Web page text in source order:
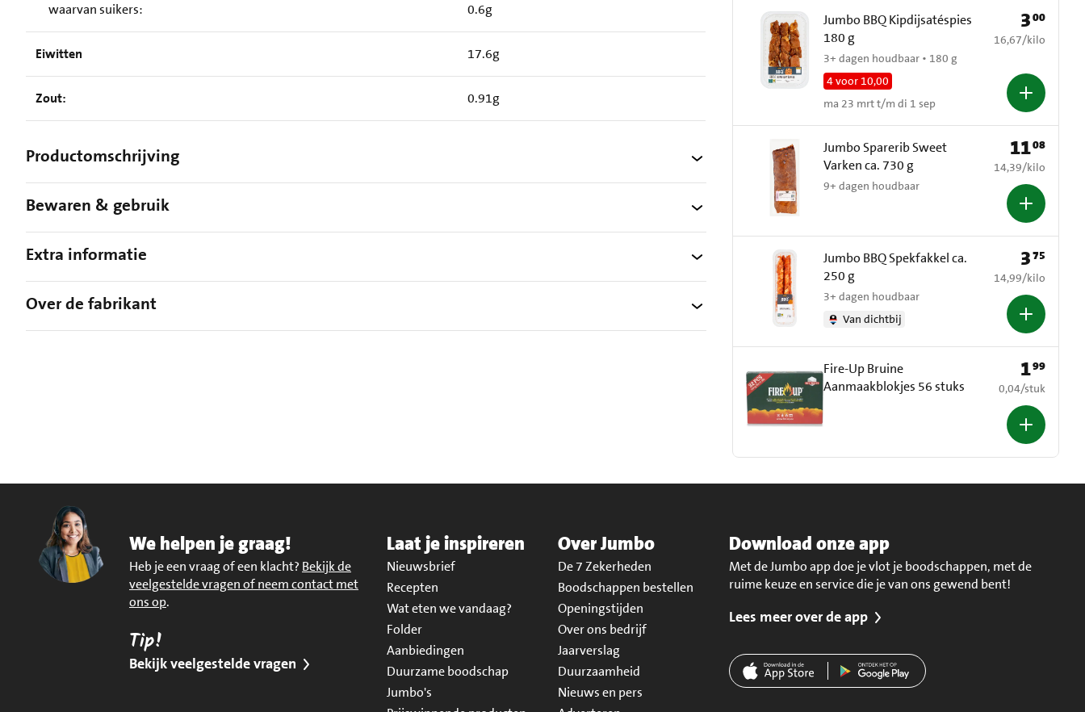
waarvan suikers: 0.6g
Eiwitten 17.6g
Zout: 0.91g
Productomschrijving
Bewaren & gebruik
Extra informatie
Over de fabrikant
Jumbo BBQ Kipdijsatéspies
180 g
3+ dagen houdbaar • 180 g
4 voor 10,00
ma 23 mrt t/m di 1 sep
Prijs: € 3,00
300
€ 16,67 per kilo
16,67/kilo
Jumbo Sparerib Sweet
Varken ca. 730 g
9+ dagen houdbaar
Prijs: € 11,08
1108
€ 14,39 per kilo
14,39/kilo
Jumbo BBQ Spekfakkel ca.
250 g
3+ dagen houdbaar
Van dichtbij
Prijs: € 3,75
375
€ 14,99 per kilo
14,99/kilo
Fire-Up Bruine
Aanmaakblokjes 56 stuks
Prijs: € 1,99
199
€ 0,04 per stuk
0,04/stuk
We helpen je graag!
Heb je een vraag of een klacht? Bekijk de
veelgestelde vragen of neem contact met
ons op.
Tip!
Bekijk veelgestelde vragen
Laat je inspireren
Nieuwsbrief
Recepten
Wat eten we vandaag?
Folder
Aanbiedingen
Duurzame boodschap
Jumbo's
Over Jumbo
De 7 Zekerheden
Boodschappen bestellen
Openingstijden
Over ons bedrijf
Jaarverslag
Duurzaamheid
Nieuws en pers
Download onze app
Met de Jumbo app doe je vlot je boodschappen, met de
ruime keuze en service die je van ons gewend bent!
Lees meer over de app